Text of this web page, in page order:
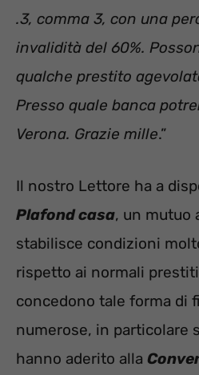
.3, comma 3, con una
invalidità del 60%.
qualche prestito
Presso quale banca
Verona. Grazie mille.”
Il nostro Lettore ha a
Plafond casa, un mutuo
stabilisce condizioni
rispetto ai normali
concedono tale forma di
numerose, in particolare
hanno aderito alla